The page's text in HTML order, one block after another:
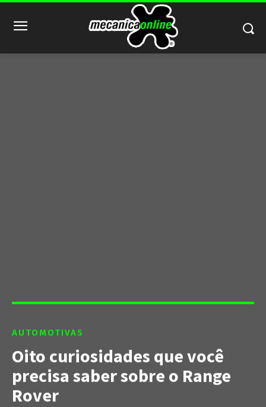
AUTOMOTIVAS
Oito curiosidades que você
precisa saber sobre o Range
Rover